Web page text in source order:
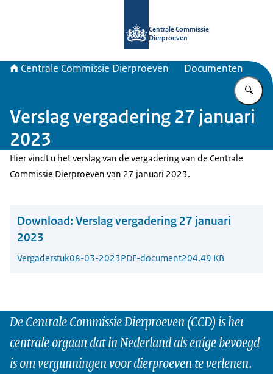
Centrale Commissie
Dierproeven
Centrale Commissie Dierproeven Documenten
Verslag vergadering 27 januari
2023
Hier vindt u het verslag van de vergadering van de Centrale
Commissie Dierproeven van 27 januari 2023.
Download: Verslag vergadering 27 januari
2023
Vergaderstuk08-03-2023PDF-document204.49 KB
De Centrale Commissie Dierproeven (CCD) is het
centrale orgaan dat in Nederland als enige bevoegd
is om vergunningen voor dierproeven te verlenen.